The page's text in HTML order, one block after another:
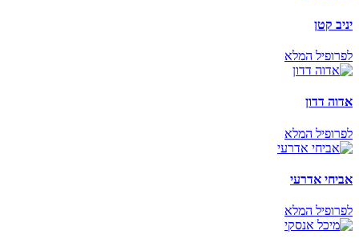
יניב קטן
לפרופיל המלא
אדוה דדון
לפרופיל המלא
אביחי אדרעי
לפרופיל המלא